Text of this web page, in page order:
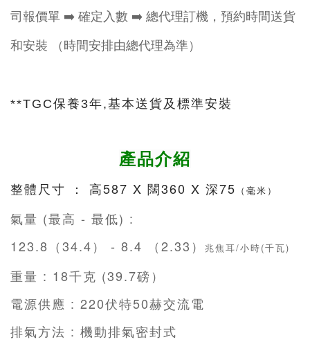
司報價單 ➡️ 確定入數 ➡️ 總代理訂機，預約時間送貨
和安裝 （時間安排由總代理為準）
**TGC保養3年,基本送貨及標準安裝
產品介紹
整體尺寸 ： 高587 X 闊360 X 深75 （毫米）
氣量 (最高 - 最低) :
123.8（34.4） - 8.4 （2.33）
兆焦耳/小時(千瓦)
重量 : 18千克 (39.7磅）
電源供應 : 220伏特50赫交流電
排氣方法 : 機動排氣密封式